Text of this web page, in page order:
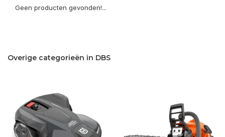
Geen producten gevonden!...
Overige categorieën in DBS